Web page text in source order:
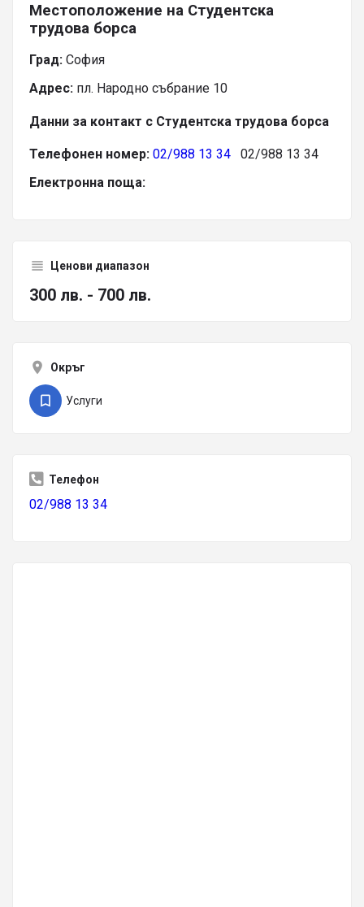
Местоположение на Студентска
трудова борса
Град: София
Адрес: пл. Народно събрание 10
Данни за контакт с Студентска трудова борса
Телефонен номер: 02/988 13 34 02/988 13 34
Електронна поща:
Ценови диапазон
300 лв. - 700 лв.
Окръг
Услуги
Телефон
02/988 13 34